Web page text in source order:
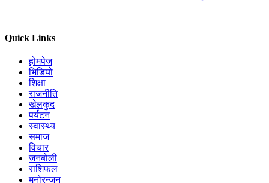
Quick Links
होमपेज
भिडियो
शिक्षा
राजनीति
खेलकुद
पर्यटन
स्वास्थ्य
समाज
विचार
जनबोली
राशिफल
मनोरन्जन